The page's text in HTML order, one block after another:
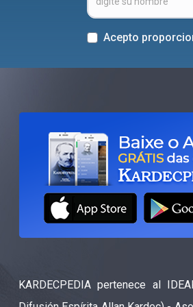
Acepto
KARDECPEDIA pertenece al